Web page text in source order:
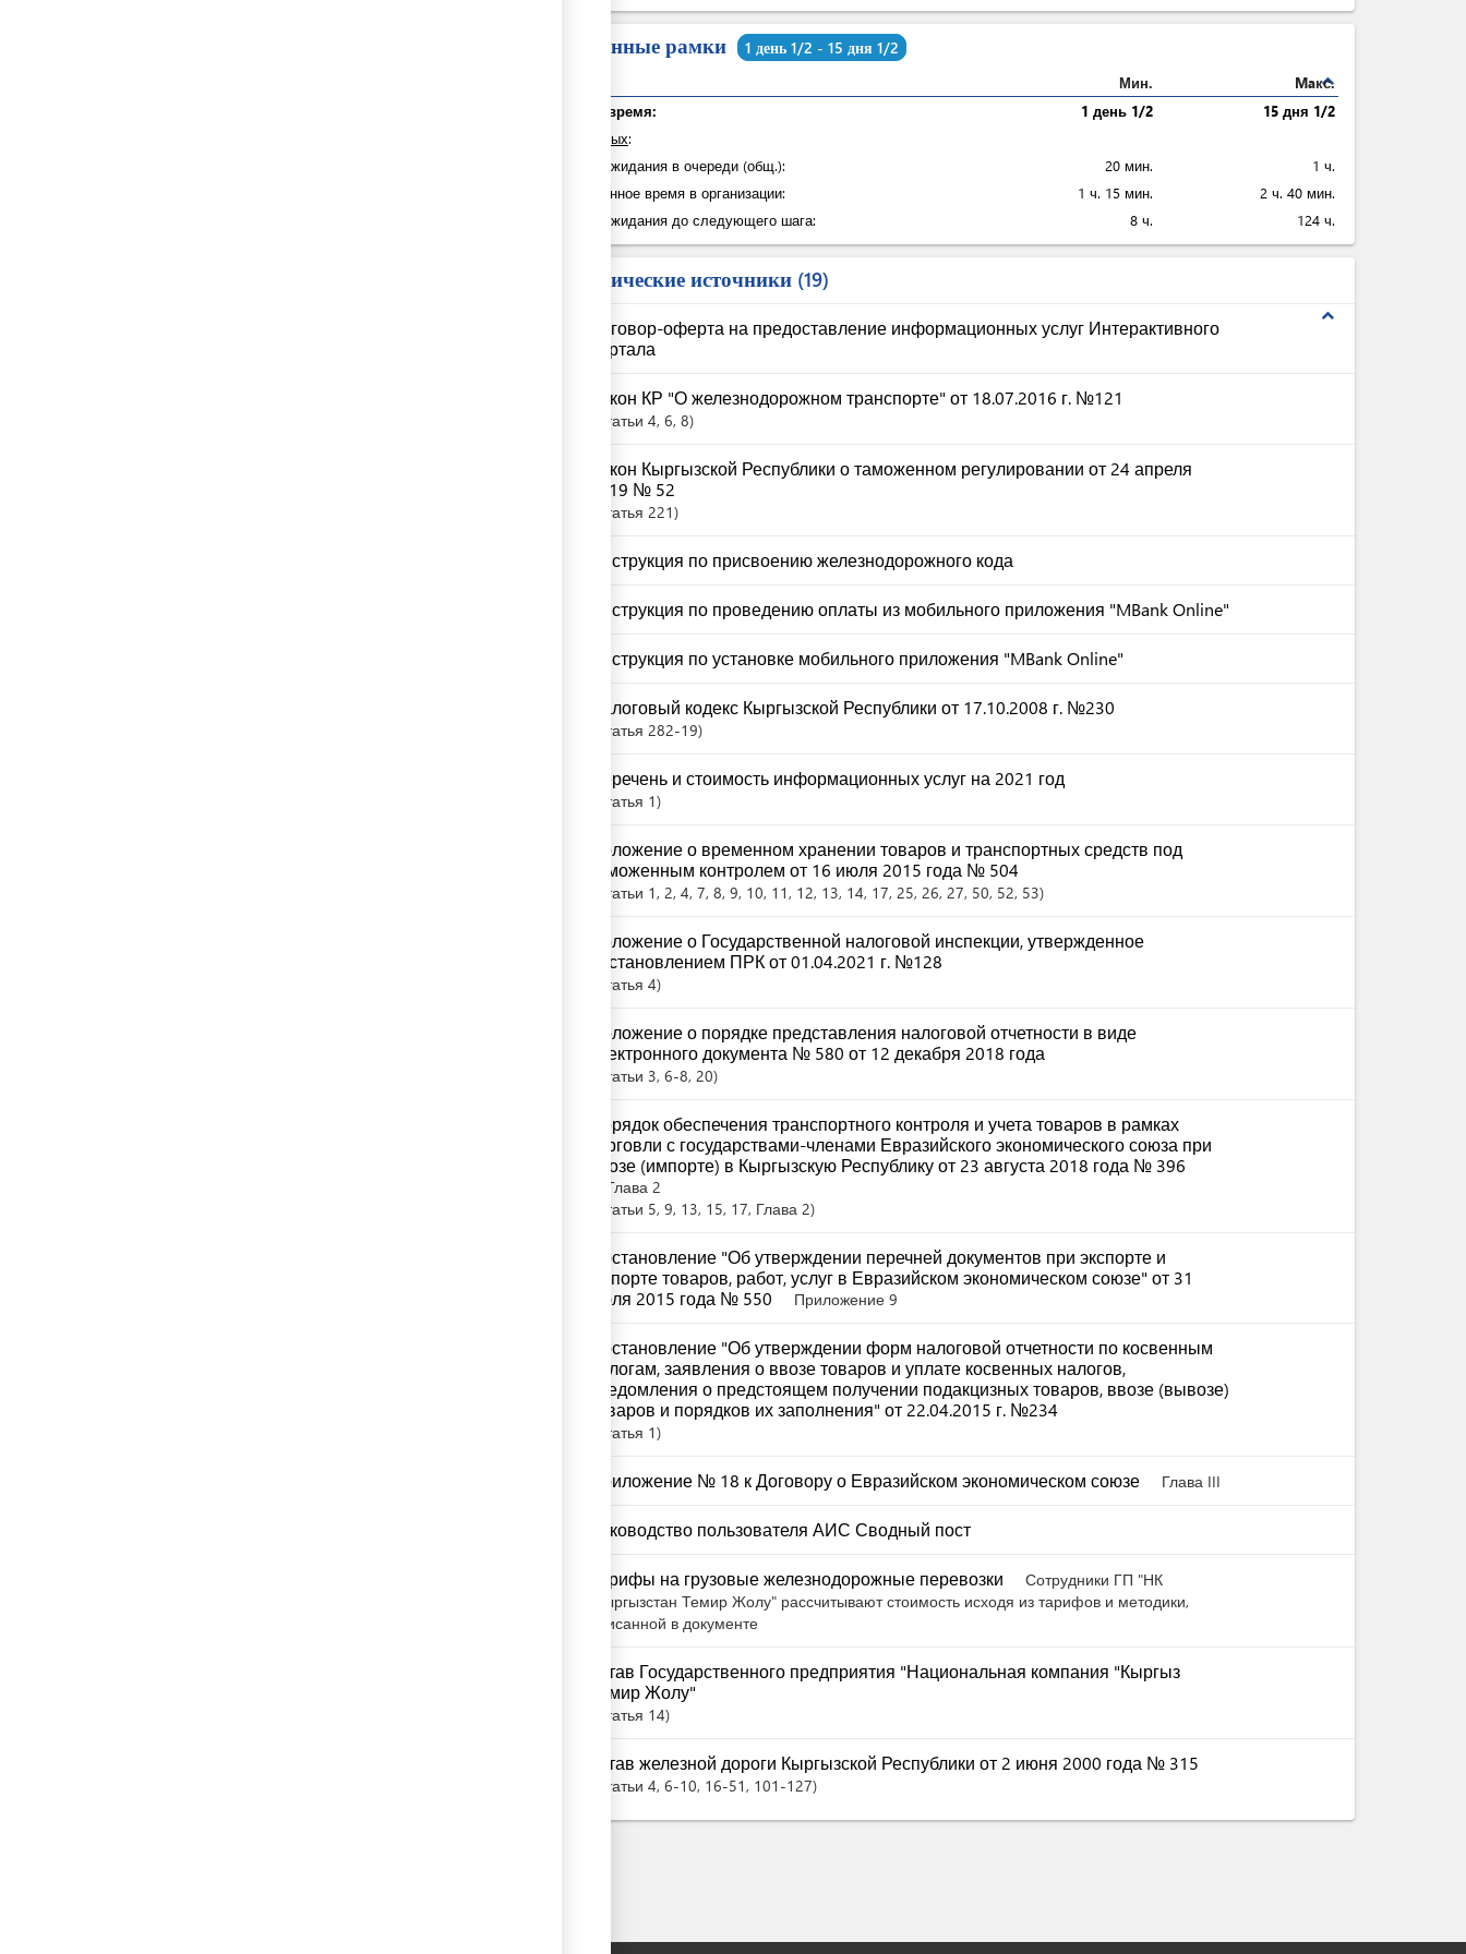
Временные рамки 1 день 1/2 - 15 дня 1/2
expand_less
Мин.
Maкс.
Общее время:
1 день 1/2
15 дня 1/2
из которых:
Время ожидания в очереди (общ.):
20 мин.
1 ч.
Затраченное время в организации:
1 ч. 15 мин.
2 ч. 40 мин.
Время ожидания до следующего шага:
8 ч. 124 ч.
Юридические источники 19
expand_less
Договор-оферта на предоставление информационных услуг Интерактивного
портала
Закон КР "О железнодорожном транспорте" от 18.07.2016 г. №121
Статьи 4, 6, 8
Закон Кыргызской Республики о таможенном регулировании от 24 апреля
2019 № 52
Статья 221
Инструкция по присвоению железнодорожного кода
Инструкция по проведению оплаты из мобильного приложения "MBank Online"
Инструкция по установке мобильного приложения "MBank Online"
Налоговый кодекс Кыргызской Республики от 17.10.2008 г. №230
Статья 282-19
Перечень и стоимость информационных услуг на 2021 год
Статья 1
Положение о временном хранении товаров и транспортных средств под
таможенным контролем от 16 июля 2015 года № 504
Статьи 1, 2, 4, 7, 8, 9, 10, 11, 12, 13, 14, 17, 25, 26, 27, 50, 52, 53
Положение о Государственной налоговой инспекции, утвержденное
постановлением ПРК от 01.04.2021 г. №128
Статья 4
Положение о порядке представления налоговой отчетности в виде
электронного документа № 580 от 12 декабря 2018 года
Статьи 3, 6-8, 20
Порядок обеспечения транспортного контроля и учета товаров в рамках
торговли с государствами-членами Евразийского экономического союза при
ввозе (импорте) в Кыргызскую Республику от 23 августа 2018 года № 396
Глава 2
Статьи 5, 9, 13, 15, 17, Глава 2
Постановление "Об утверждении перечней документов при экспорте и
импорте товаров, работ, услуг в Евразийском экономическом союзе" от 31
июля 2015 года № 550
Приложение 9
Постановление "Об утверждении форм налоговой отчетности по косвенным
налогам, заявления о ввозе товаров и уплате косвенных налогов,
уведомления о предстоящем получении подакцизных товаров, ввозе (вывозе)
товаров и порядков их заполнения" от 22.04.2015 г. №234
Статья 1
Приложение № 18 к Договору о Евразийском экономическом союзе Глава III
Руководство пользователя АИС Сводный пост
Тарифы на грузовые железнодорожные перевозки
Сотрудники ГП "НК
"Кыргызстан Темир Жолу" рассчитывают стоимость исходя из тарифов и методики,
описанной в документе
Устав Государственного предприятия "Национальная компания "Кыргыз
Темир Жолу"
Статья 14
Устав железной дороги Кыргызской Республики от 2 июня 2000 года № 315
Статьи 4, 6-10, 16-51, 101-127